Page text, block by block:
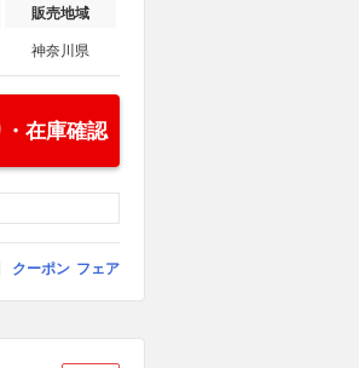
販売地域
神奈川県
・在庫確認
クーポン フェア